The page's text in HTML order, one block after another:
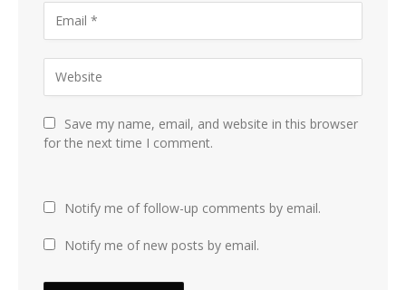
Save my name, email, and website in this browser
for the next time I comment.
Notify me of follow-up comments by email.
Notify me of new posts by email.